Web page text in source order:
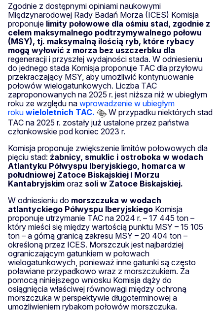
Zgodnie z dostępnymi opiniami naukowymi
Międzynarodowej Rady Badań Morza (ICES) Komisja
proponuje limity połowowe dla ośmiu stad, zgodnie z
celem maksymalnego podtrzymywalnego połowu
(MSY), tj. maksymalną ilością ryb, które rybacy
mogą wyłowić z morza bez uszczerbku dla
regeneracji i przyszłej wydajności stada. W odniesieniu
do jednego stada Komisja proponuje TAC dla przyłowu
przekraczający MSY, aby umożliwić kontynuowanie
połowów wielogatunkowych. Liczba TAC
zaproponowanych na 2025 r. jest niższa niż w ubiegłym
roku ze względu na wprowadzenie w ubiegłym
roku wieloletnich TAC.
W przypadku niektórych stad
TAC na 2025 r. zostały już ustalone przez państwa
członkowskie pod koniec 2023 r.
Komisja proponuje zwiększenie limitów połowowych dla
pięciu stad: żabnicy, smuklic i ostroboka w wodach
Atlantyku Półwyspu Iberyjskiego, homarca w
południowej Zatoce Biskajskiej i Morzu
Kantabryjskim oraz soli w Zatoce Biskajskiej.
W odniesieniu do morszczuka w wodach
atlantyckiego Półwyspu Iberyjskiego Komisja
proponuje utrzymanie TAC na 2024 r. – 17 445 ton –
który mieści się między wartością punktu MSY – 15 105
ton – a górną granicą zakresu MSY – 20 404 ton –
określoną przez ICES. Morszczuk jest najbardziej
ograniczającym gatunkiem w połowach
wielogatunkowych, ponieważ inne gatunki są często
poławiane przypadkowo wraz z morszczukiem. Za
pomocą niniejszego wniosku Komisja dąży do
osiągnięcia właściwej równowagi między ochroną
morszczuka w perspektywie długoterminowej a
umożliwieniem rybakom połowów morszczuka.